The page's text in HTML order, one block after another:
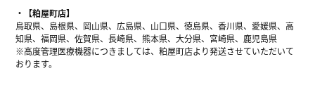
【粕屋町店】
鳥取県、島根県、岡山県、広島県、山口県、徳島県、香川県、愛媛県、高
知県、福岡県、佐賀県、長崎県、熊本県、大分県、宮崎県、鹿児島県
※高度管理医療機器につきましては、粕屋町店より発送させていただいて
おります。